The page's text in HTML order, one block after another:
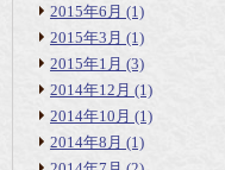
2015年6月 (1)
2015年3月 (1)
2015年1月 (3)
2014年12月 (1)
2014年10月 (1)
2014年8月 (1)